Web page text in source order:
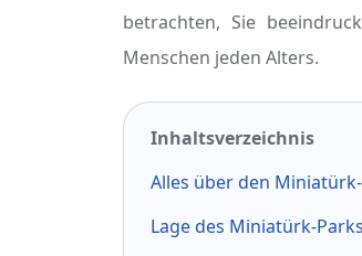
betrachten, Sie
Menschen jeden Alters.
Inhaltsverzeichnis
Alles über den
Lage des Miniatürk-